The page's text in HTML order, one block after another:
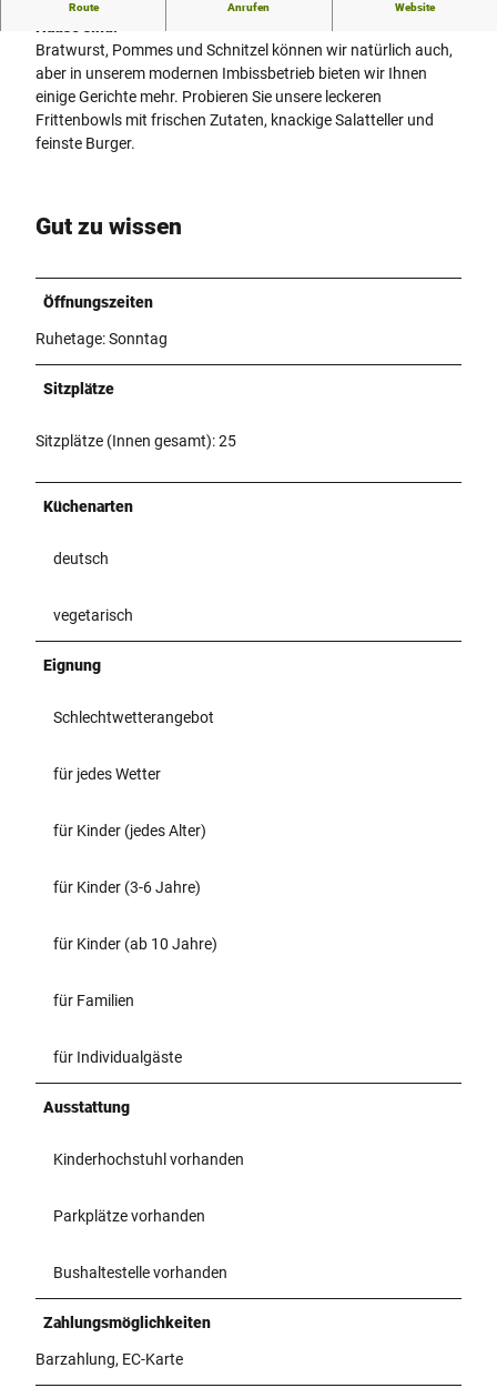
Route Anrufen Website
Bratwurst, Pommes und Schnitzel können wir natürlich auch,
aber in unserem modernen Imbissbetrieb bieten wir Ihnen
einige Gerichte mehr. Probieren Sie unsere leckeren
Frittenbowls mit frischen Zutaten, knackige Salatteller und
feinste Burger.
Gut zu wissen
Öffnungszeiten
Ruhetage: Sonntag
Sitzplätze
Sitzplätze (Innen gesamt): 25
Küchenarten
deutsch
vegetarisch
Eignung
Schlechtwetterangebot
für jedes Wetter
für Kinder (jedes Alter)
für Kinder (3-6 Jahre)
für Kinder (ab 10 Jahre)
für Familien
für Individualgäste
Ausstattung
Kinderhochstuhl vorhanden
Parkplätze vorhanden
Bushaltestelle vorhanden
Zahlungsmöglichkeiten
Barzahlung, EC-Karte